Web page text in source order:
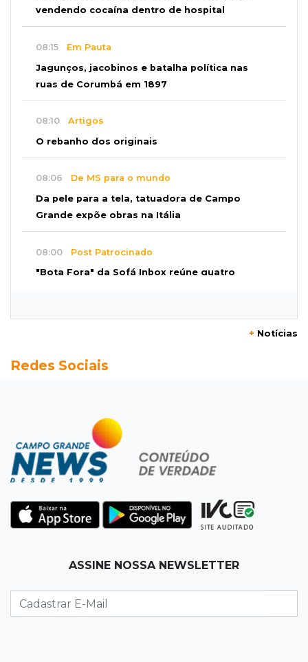
vendendo cocaína dentro de hospital
08:15 Em Pauta
Jagunços, jacobinos e batalha política nas
ruas de Corumbá em 1897
08:10 Artigos
O rebanho dos originais
08:06 De MS para o mundo
Da pele para a tela, tatuadora de Campo
Grande expõe obras na Itália
08:00 Post Patrocinado
"Bota Fora" da Sofá Inbox reúne quatro
passeio campo-grandense
Torneio de futsal abre 34ª edição com quatro
jogos neste sábado
07:48Pele Vermelha, Corona, Valley...
imaginação de Scalise
Agosto no Bosque reúne esporte, cultura e
+ Notícias
Redes Sociais
ASSINE NOSSA NEWSLETTER